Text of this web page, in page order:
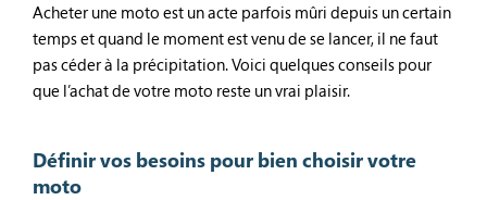
Acheter une moto est un acte parfois mûri depuis un certain
temps et quand le moment est venu de se lancer, il ne faut
pas céder à la précipitation. Voici quelques conseils pour
que l’achat de votre moto reste un vrai plaisir.
Définir vos besoins pour bien choisir votre
moto